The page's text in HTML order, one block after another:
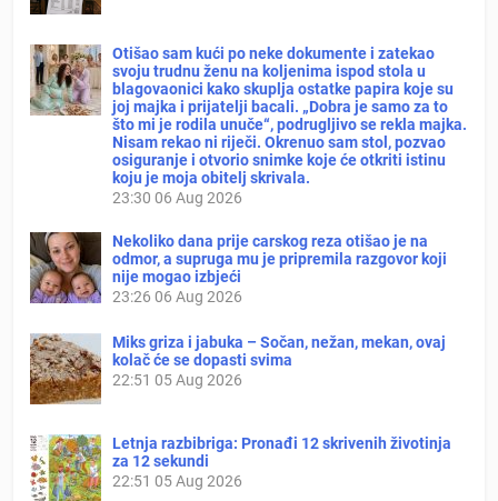
Otišao sam kući po neke dokumente i zatekao
svoju trudnu ženu na koljenima ispod stola u
blagovaonici kako skuplja ostatke papira koje su
joj majka i prijatelji bacali. „Dobra je samo za to
što mi je rodila unuče“, podrugljivo se rekla majka.
Nisam rekao ni riječi. Okrenuo sam stol, pozvao
osiguranje i otvorio snimke koje će otkriti istinu
koju je moja obitelj skrivala.
23:30 06 Aug 2026
Nekoliko dana prije carskog reza otišao je na
odmor, a supruga mu je pripremila razgovor koji
nije mogao izbjeći
23:26 06 Aug 2026
Miks griza i jabuka – Sočan, nežan, mekan, ovaj
kolač će se dopasti svima
22:51 05 Aug 2026
Letnja razbibriga: Pronađi 12 skrivenih životinja
za 12 sekundi
22:51 05 Aug 2026